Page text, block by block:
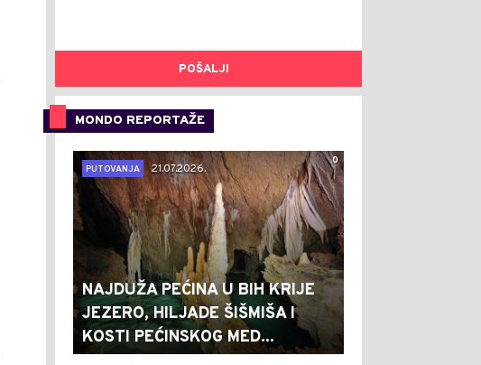
POŠALJI
MONDO REPORTAŽE
0
PUTOVANJA
21.07.2026.
NAJDUŽA PEĆINA U BIH KRIJE
JEZERO, HILJADE ŠIŠMIŠA I
KOSTI PEĆINSKOG MED...